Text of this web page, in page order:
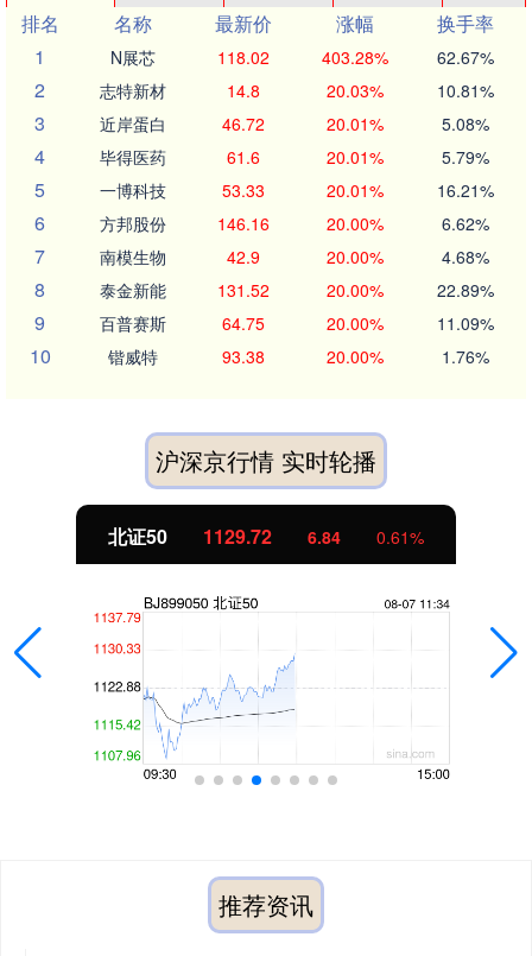
排名
名称 最新价 涨幅
换手率
1
N展芯 118.02 403.28% 62.67%
2 志特新材 14.8 20.03% 10.81%
3 近岸蛋白 46.72 20.01% 5.08%
4 毕得医药 61.6 20.01% 5.79%
5 一博科技 53.33 20.01% 16.21%
6 方邦股份 146.16 20.00% 6.62%
7 南模生物 42.9 20.00% 4.68%
8 泰金新能 131.52 20.00% 22.89%
9 百普赛斯 64.75 20.00% 11.09%
10 锴威特 93.38 20.00% 1.76%
沪深京行情 实时轮播
北证50 1129.72 6.84 0.61%
推荐资讯